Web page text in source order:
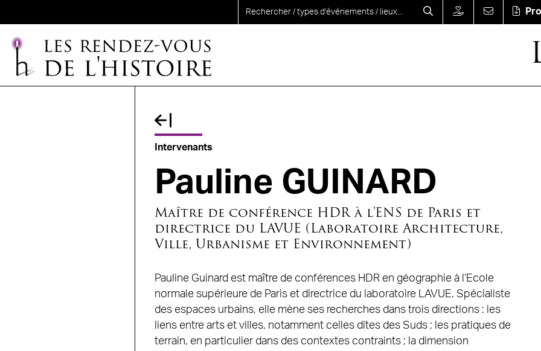
Fil d'Ariane
Intervenants
Pauline GUINARD
Maître de conférence HDR à l'ENS de Paris et
directrice du LAVUE (Laboratoire Architecture,
Ville, Urbanisme et Environnement)
Pauline Guinard est maître de conférences HDR en géographie à l’Ecole
normale supérieure de Paris et directrice du laboratoire LAVUE. Spécialiste
des espaces urbains, elle mène ses recherches dans trois directions : les
liens entre arts et villes, notamment celles dites des Suds ; les pratiques de
terrain, en particulier dans des contextes contraints ; la dimension